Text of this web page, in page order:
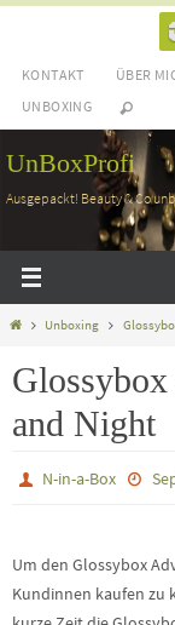
springen
KONTAKT ÜBER
UNBOXING
UnBoxProfi
Ausgepackt! Beauty & Co
HomeUnboxing
and Night
N-in-a-Box
Um den Glossybox
Kundinnen kaufen zu